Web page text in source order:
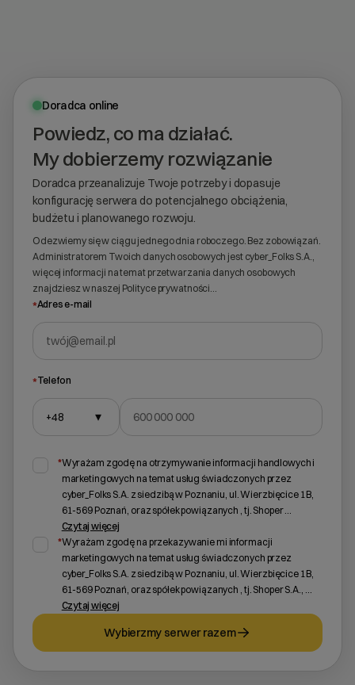
Doradca online
Powiedz, co ma działać.
My dobierzemy rozwiązanie
Doradca przeanalizuje Twoje potrzeby i dopasuje
konfigurację serwera do potencjalnego obciążenia,
budżetu i planowanego rozwoju.
Odezwiemy się w ciągu jednego dnia roboczego. Bez zobowiązań.
Administratorem Twoich danych osobowych jest cyber_Folks S.A.,
więcej informacji na temat przetwarzania danych osobowych
znajdziesz w naszej Polityce prywatności…
*Adres e-mail
*Telefon
+48 ▾
Wybierz gotową listę. Użyj spacji, aby otworzyć.
Naciśnij spację, aby otworzyć listę, klawisze strzałek, aby nawigować,
*Wyrażam zgodę na otrzymywanie informacji handlowych i
marketingowych na temat usług świadczonych przez
cyber_Folks S.A. z siedzibą w Poznaniu, ul. Wierzbięcice 1B,
61-569 Poznań, oraz spółek powiązanych , tj. Shoper...
Czytaj więcej
*Wyrażam zgodę na przekazywanie mi informacji
marketingowych na temat usług świadczonych przez
cyber_Folks S.A. z siedzibą w Poznaniu, ul. Wierzbięcice 1B,
61-569 Poznań, oraz spółek powiązanych , tj. Shoper S.A., ...
Czytaj więcej
Wybierzmy serwer razem